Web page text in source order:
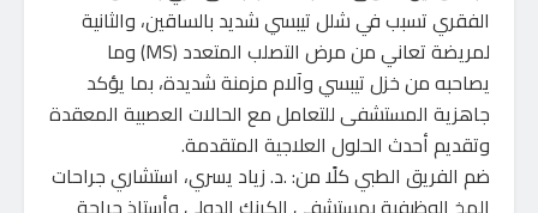
الفقري تسبب في شلل تيبسي شديد بالساقين، والثانية
لمريضة تعاني من مرض التصلب المتعدد (MS) وما
يصاحبه من خزل تيبسي وآلام مزمنة شديدة، بما يؤكد
جاهزية المستشفى للتعامل مع الحالات العصبية المعقدة
وتقديم أحدث الحلول العلاجية المتقدمة.
ضم الفريق الطبي كلًا من: .د. زياد يسري، استشاري جراحات